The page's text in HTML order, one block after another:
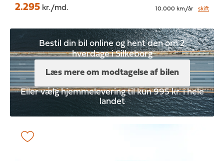
2.295 kr./md. 10.000 km/år skift
Bestil din bil online og hent den om 2
hverdage i Silkeborg
Læs mere om modtagelse af bilen
Eller vælg hjemmelevering til kun 995 kr. i hele
landet